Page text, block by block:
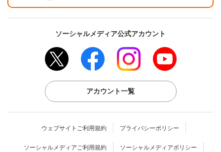
ソーシャルメディア公式アカウント
アカウント一覧
ウェブサイトご利用規約 プライバシーポリシー
ソーシャルメディアご利用規約 ソーシャルメディアポリシー